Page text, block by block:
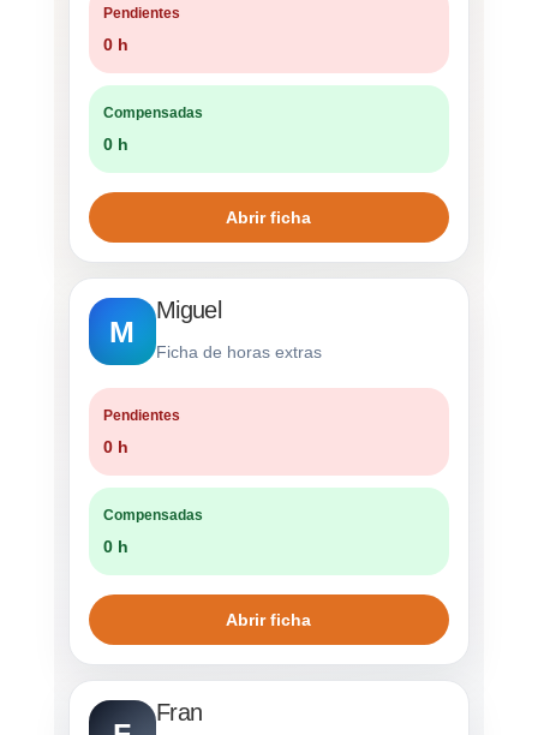
Pendientes
0 h
Compensadas
0 h
Abrir ficha
M
Miguel
Ficha de horas extras
Pendientes
0 h
Compensadas
0 h
Abrir ficha
Fran